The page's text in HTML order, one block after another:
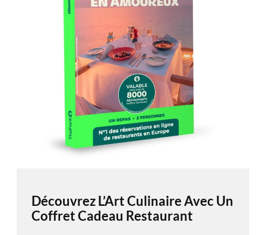
Découvrez L’Art Culinaire Avec Un
Coffret Cadeau Restaurant